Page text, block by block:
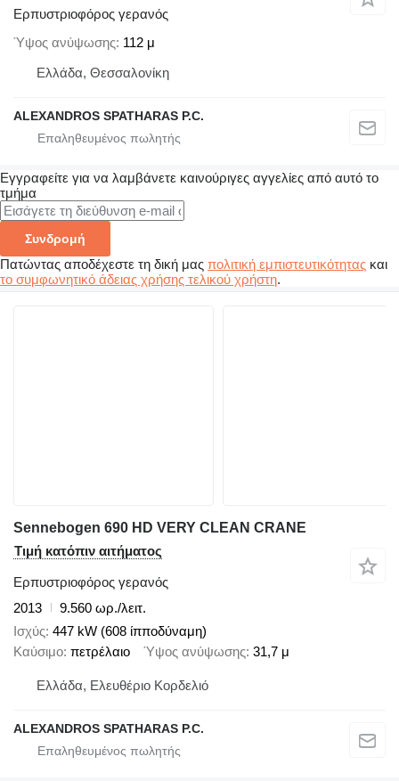
Ερπυστριοφόρος γερανός
Ύψος ανύψωσης 112 μ
Ελλάδα, Θεσσαλονίκη
ALEXANDROS SPATHARAS P.C.
Εγγραφείτε για να λαμβάνετε καινούριγες αγγελίες από αυτό το
τμήμα
Συνδρομή
Πατώντας αποδέχεστε τη δική μας πολιτική εμπιστευτικότητας και
το συμφωνητικό άδειας χρήσης τελικού χρήστη.
Sennebogen 690 HD VERY CLEAN CRANE
Τιμή κατόπιν αιτήματος
Ερπυστριοφόρος γερανός
2013
9.560 ωρ./λειτ.
Ισχύς 447 kW (608 ίπποδύναμη)
Καύσιμο πετρέλαιο Ύψος ανύψωσης 31,7 μ
Ελλάδα, Ελευθέριο Κορδελιό
ALEXANDROS SPATHARAS P.C.